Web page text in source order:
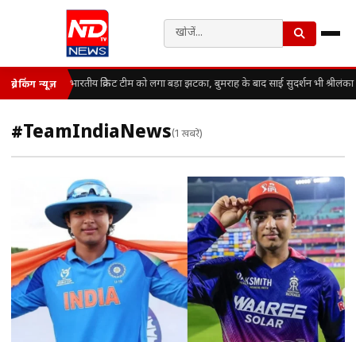
ब्रेकिंग न्यूज़ भारतीय क्रिकेट टीम को लगा बड़ा झटका, बुमराह के बाद साई सुदर्शन भी
#TeamIndiaNews(1 खबरें)